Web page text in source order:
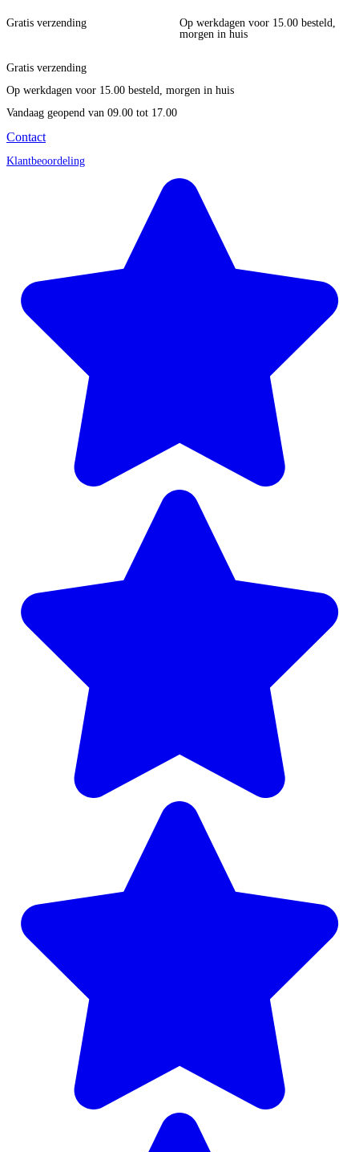
Gratis verzending
Op werkdagen voor 15.00 besteld,
morgen in huis
Gratis verzending
Op werkdagen voor 15.00 besteld, morgen in huis
Vandaag geopend van 09.00 tot 17.00
Contact
Klantbeoordeling